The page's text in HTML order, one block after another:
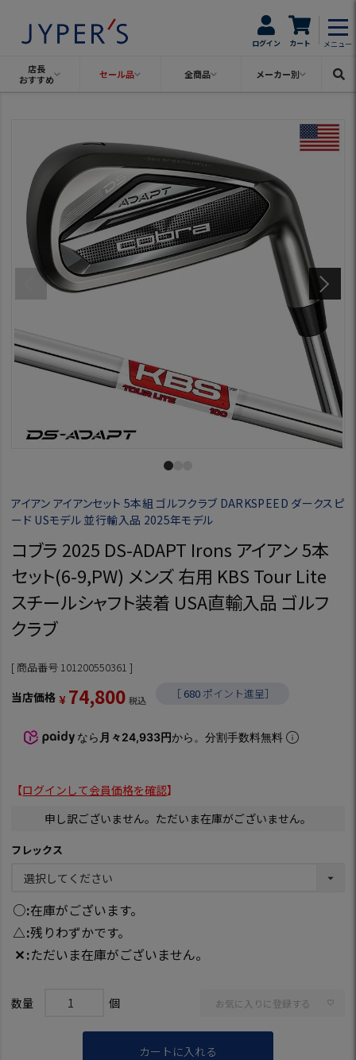
ログイン カート メニュー
店長
おすすめ
セール品 全商品 メーカー別
アイアン アイアンセット 5本組 ゴルフクラブ DARKSPEED ダークスピ
ード USモデル 並行輸入品 2025年モデル
コブラ 2025 DS-ADAPT Irons アイアン 5本
セット(6-9,PW) メンズ 右用 KBS Tour Lite
スチールシャフト装着 USA直輸入品 ゴルフ
クラブ
商品番号 101200550361
当店価格 ¥ 74,800 税込 ［ 680 ポイント進呈］
なら 月々24,933円から。分割手数料無料
【ログインして会員価格を確認】
申し訳ございません。ただいま在庫がございません。
フレックス
○ 在庫がございます。
△ 残りわずかです。
✕ ただいま在庫がございません。
お気に入りに登録する
カートに入れる